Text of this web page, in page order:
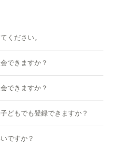
ください。
できますか？
できますか？
どもでも登録できますか？
ですか？